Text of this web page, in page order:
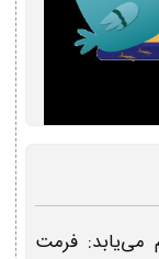
می‌یابد: فرمت